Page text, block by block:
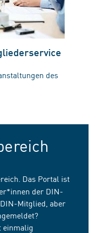
des
Das Portal ist
der DIN-
Mitglied, aber
einmalig